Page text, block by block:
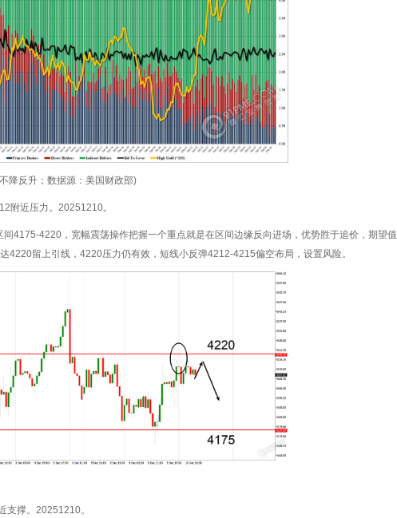
降反升；数据源：美国财政部)
附近压力。20251210。
4175-4220，宽幅震荡操作把握一个重点就是在区间边缘反向进场，优势胜于追价，期望值
4220留上引线，4220压力仍有效，短线小反弹4212-4215偏空布局，设置风险。
支撑。20251210。